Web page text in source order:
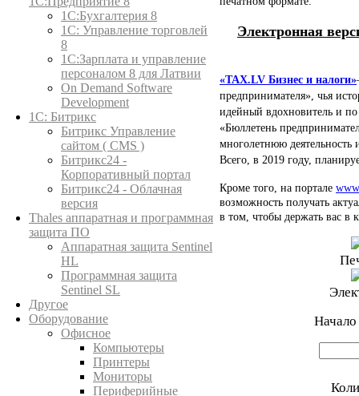
1С:Бухгалтерия 8
1C: Управление торговлей
8
1С:Зарплата и управление
персоналом 8 для Латвии
On Demand Software
Development
1С: Битрикс
Битрикс Управление
сайтом ( CMS )
Битрикс24 -
Корпоративный портал
Битрикс24 - Облачная
версия
Thales аппаратная и программная
защита ПО
Аппаратная защита Sentinel
HL
Программная защита
Sentinel SL
Другое
Оборудование
Офисное
Компьютеры
Принтеры
Мониторы
Периферийные
Электронная
«TAX.LV Бизнес и налоги»
предпринимателя», чья
идейный вдохновитель и по
«Бюллетень
многолетнюю
Всего, в 2019 году,
Кроме того, на портале
возможность получать
в том, чтобы держать вас в